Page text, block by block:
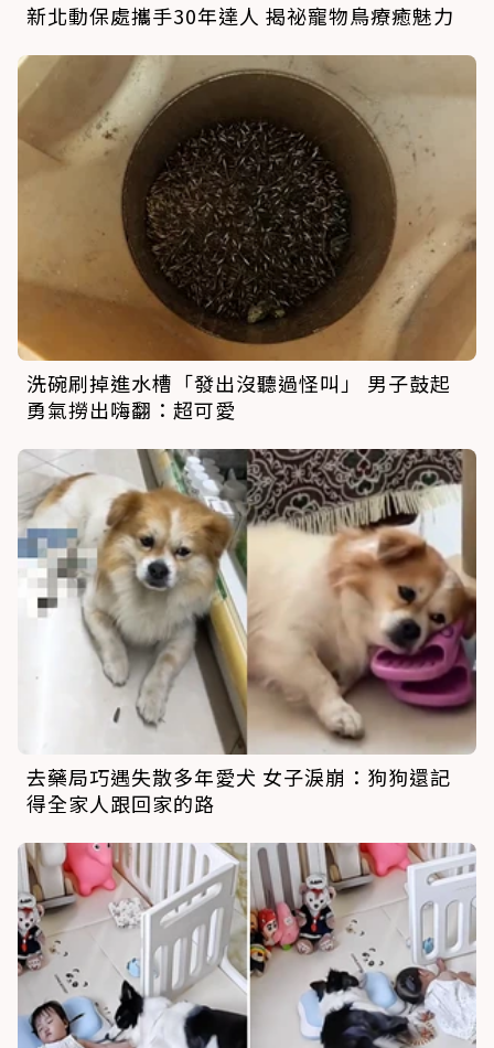
新北動保處攜手30年達人 揭祕寵物鳥療癒魅力
洗碗刷掉進水槽「發出沒聽過怪叫」 男子鼓起
勇氣撈出嗨翻：超可愛
去藥局巧遇失散多年愛犬 女子淚崩：狗狗還記
得全家人跟回家的路